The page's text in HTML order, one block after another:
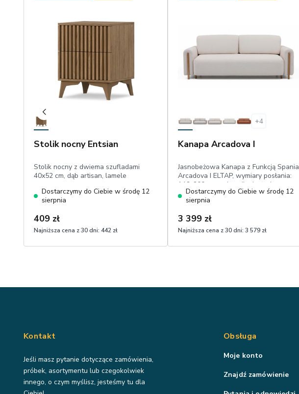
Stolik nocny Entsian
Stolik nocny z dwiema szufladami
40x52 cm, dąb artisan, lamele
Dostarczymy do Ciebie w środę 12
sierpnia
409 zł
Najniższa cena z 30 dni: 442 zł
+4
Kanapa Arcadova I
Jasnobeżowa Kanapa z Funkcją Spania
Arcadova I ELTAP, wymiary posłania:
146x200 cm, pojemnik, drewniane
elementy w kolorze buku,przyjemna w
dotyku boucle
Dostarczymy do Ciebie w środę 12
sierpnia
3 399 zł
Najniższa cena z 30 dni: 3 579 zł
Kontakt
Jeśli masz pytanie dotyczące zamówienia,
próbek, asortymentu lub czegokolwiek
innego, o czym myślisz, jesteśmy tu dla
Obsługa
Moje konto
Znajdź zamówienie